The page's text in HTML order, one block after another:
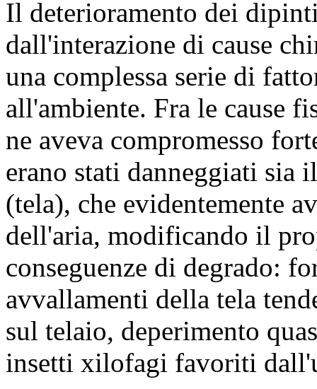
Il deterioramento dei
dall'interazione di cause
una complessa serie di
all'ambiente. Fra le cause
ne aveva compromesso
erano stati danneggiati sia
(tela), che evidentemente
dell'aria, modificando il
conseguenze di degrado:
avvallamenti della tela
sul telaio, deperimento
insetti xilofagi favoriti